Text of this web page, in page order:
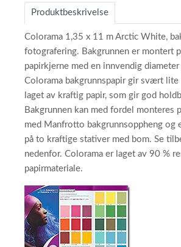
Produktbeskrivelse
Colorama 1,35 x 11 m Arctic White,
fotografering. Bakgrunnen er montert
papirkjerne med en innvendig diameter
Colorama bakgrunnspapir gir svært
laget av kraftig papir, som gir god
Bakgrunnen kan med fordel monteres
med Manfrotto bakgrunnsoppheng og
på to kraftige stativer med bom. Se
nedenfor. Colorama er laget av 90 %
papirmateriale.